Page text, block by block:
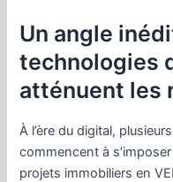
Un angle
technologies
atténuent les
À l’ère du digital,
commencent à
projets immobiliers en